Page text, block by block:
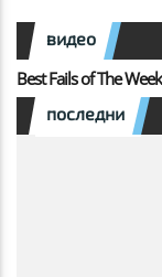
видео
Best Fails of The
последни